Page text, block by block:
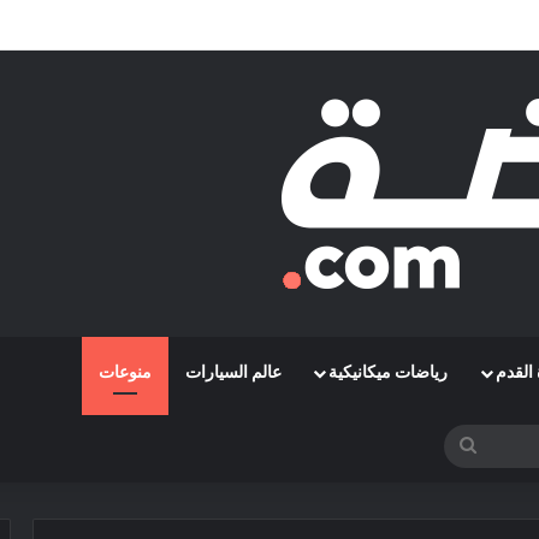
الإفريقي بمواجهة حافيا كوناكري
القدم رياضات ميكانيكية عالم السيارات منوعات
بحث